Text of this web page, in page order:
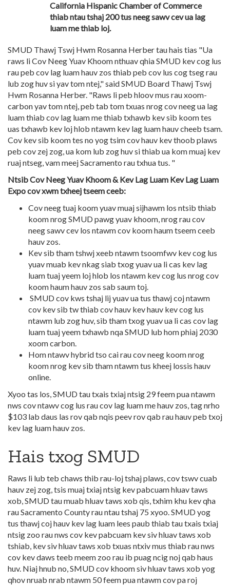
California Hispanic Chamber of Commerce
thiab ntau tshaj 200 tus neeg sawv cev ua lag
luam me thiab loj.
SMUD Thawj Tswj Hwm Rosanna Herber tau hais tias "Ua
raws li Cov Neeg Yuav Khoom nthuav qhia SMUD kev cog lus
rau peb cov lag luam hauv zos thiab peb cov lus cog tseg rau
lub zog huv si yav tom ntej," said SMUD Board Thawj Tswj
Hwm Rosanna Herber. "Raws li peb hloov mus rau xoom-
carbon yav tom ntej, peb tab tom txuas nrog cov neeg ua lag
luam thiab cov lag luam me thiab txhawb kev sib koom tes
uas txhawb kev loj hlob ntawm kev lag luam hauv cheeb tsam.
Cov kev sib koom tes no yog tsim cov hauv kev thoob plaws
peb cov zej zog, ua kom lub zog huv si thiab ua kom muaj kev
ruaj ntseg, vam meej Sacramento rau txhua tus. "
Ntsib Cov Neeg Yuav Khoom & Kev Lag Luam Kev Lag Luam
Expo cov xwm txheej tseem ceeb:
Cov neeg tuaj koom yuav muaj sijhawm los ntsib thiab
koom nrog SMUD pawg yuav khoom, nrog rau cov
neeg sawv cev los ntawm cov koom haum tseem ceeb
hauv zos.
Kev sib tham tshwj xeeb ntawm tsoomfwv kev cog lus
yuav muab kev nkag siab txog yuav ua li cas kev lag
luam tuaj yeem loj hlob los ntawm kev cog lus nrog cov
koom haum hauv zos sab saum toj.
SMUD cov kws tshaj lij yuav ua tus thawj coj ntawm
cov kev sib tw thiab cov hauv kev hauv kev cog lus
ntawm lub zog huv, sib tham txog yuav ua li cas cov lag
luam tuaj yeem txhawb nqa SMUD lub hom phiaj 2030
xoom carbon.
Hom ntawv hybrid tso cai rau cov neeg koom nrog
koom nrog kev sib tham ntawm tus kheej lossis hauv
online.
Xyoo tas los, SMUD tau txais txiaj ntsig 29 feem pua ntawm
nws cov ntawv cog lus rau cov lag luam me hauv zos, tag nrho
$103 lab daus las rov qab nqis peev rov qab rau hauv peb txoj
kev lag luam hauv zos.
Hais txog SMUD
Raws li lub teb chaws thib rau-loj tshaj plaws, cov tswv cuab
hauv zej zog, tsis muaj txiaj ntsig kev pabcuam hluav taws
xob, SMUD tau muab hluav taws xob qis, txhim khu kev qha
rau Sacramento County rau ntau tshaj 75 xyoo. SMUD yog
tus thawj coj hauv kev lag luam lees paub thiab tau txais txiaj
ntsig zoo rau nws cov kev pabcuam kev siv hluav taws xob
tshiab, kev siv hluav taws xob txuas ntxiv mus thiab rau nws
cov kev daws teeb meem zoo rau ib puag ncig noj qab haus
huv. Niaj hnub no, SMUD cov khoom siv hluav taws xob yog
qhov nruab nrab ntawm 50 feem pua ntawm cov pa roj